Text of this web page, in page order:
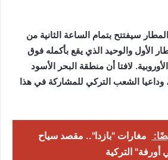
سيفتتح بتمام الساعة الثانية من
الأول والوحيد الذي يقع بأكمله فوق
لافتا أن منطقة البحر الأسود
وداعيا الشعب التركي للمشاركة في هذا
مغارات "بازدا".. مقصد سياح
أورفة" التركية